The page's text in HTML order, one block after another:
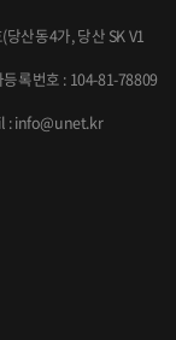
산동4가, 당산 SK V1
록번호 : 104-81-78809
:info@unet.kr